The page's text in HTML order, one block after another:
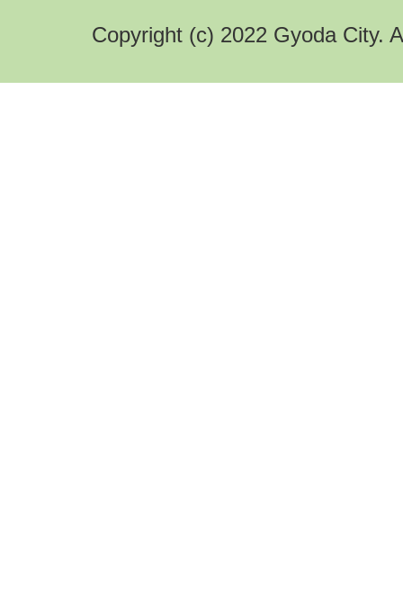
Copyright (c) 2022 Gyoda City.